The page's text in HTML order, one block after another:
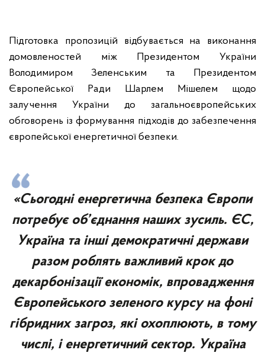
Підготовка пропозицій відбувається на виконання
домовленостей між Президентом України
Володимиром Зеленським та Президентом
Європейської Ради Шарлем Мішелем щодо
залучення України до загальноєвропейських
обговорень із формування підходів до забезпечення
європейської енергетичної безпеки.
«Сьогодні енергетична безпека Європи
потребує об’єднання наших зусиль. ЄС,
Україна та інші демократичні держави
разом роблять важливий крок до
декарбонізації економік, впровадження
Європейського зеленого курсу на фоні
гібридних загроз, які охоплюють, в тому
числі, і енергетичний сектор. Україна